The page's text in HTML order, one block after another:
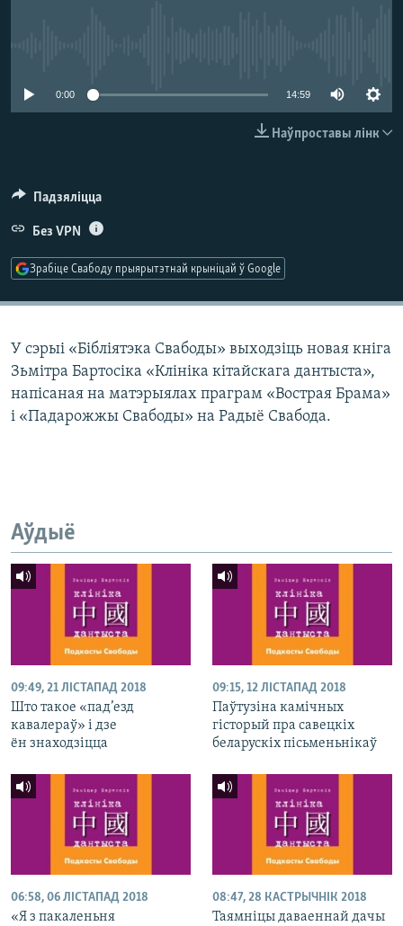
0:00 14:59
Наўпроставы лінк
Падзяліцца
Без VPN
Зрабіце Свабоду прыярытэтнай крыніцай ў Google
У сэрыі «Бібліятэка Свабоды» выходзіць новая кніга
Зьмітра Бартосіка «Клініка кітайскага дантыста»,
напісаная на матэрыялах праграм «Вострая Брама»
і «Падарожжы Свабоды» на Радыё Свабода.
Аўдыё
09:49, 21 ЛІСТАПАД 2018
Што такое «пад’езд
кавалераў» і дзе
ён знаходзіцца
09:15, 12 ЛІСТАПАД 2018
Паўтузіна камічных
гісторый пра савецкіх
беларускіх пісьменьнікаў
06:58, 06 ЛІСТАПАД 2018
«Я з пакаленьня
08:47, 28 КАСТРЫЧНІК 2018
Таямніцы даваеннай дачы